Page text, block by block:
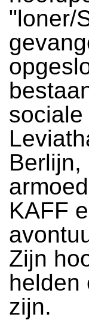
"loner/
Berlijn,
KAFF
Zijn
helden
zijn.